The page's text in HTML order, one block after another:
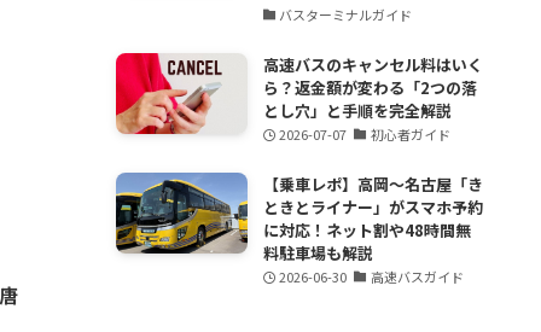
バスターミナルガイド
高速バスのキャンセル料はいく
ら？返金額が変わる「2つの落
とし穴」と手順を完全解説
2026-07-07 初心者ガイド
【乗車レポ】高岡〜名古屋「き
ときとライナー」がスマホ予約
に対応！ネット割や48時間無
料駐車場も解説
2026-06-30 高速バスガイド